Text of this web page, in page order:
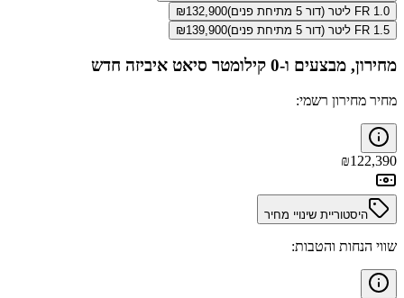
FR 1.0 ליטר (דור 5 מתיחת פנים)
₪132,900
FR 1.5 ליטר (דור 5 מתיחת פנים)
₪139,900
מחירון, מבצעים ו-0 קילומטר סיאט איביזה חדש
מחיר מחירון רשמי:
₪122,390
היסטוריית שינויי מחיר
שווי הנחות והטבות: